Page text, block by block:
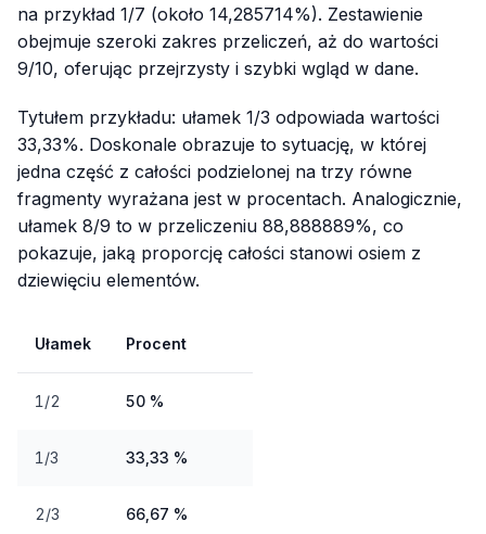
na przykład 1/7 (około 14,285714%). Zestawienie
obejmuje szeroki zakres przeliczeń, aż do wartości
9/10, oferując przejrzysty i szybki wgląd w dane.
Tytułem przykładu: ułamek 1/3 odpowiada wartości
33,33%. Doskonale obrazuje to sytuację, w której
jedna część z całości podzielonej na trzy równe
fragmenty wyrażana jest w procentach. Analogicznie,
ułamek 8/9 to w przeliczeniu 88,888889%, co
pokazuje, jaką proporcję całości stanowi osiem z
dziewięciu elementów.
Ułamek Procent
1/2 50 %
1/3 33,33 %
2/3 66,67 %